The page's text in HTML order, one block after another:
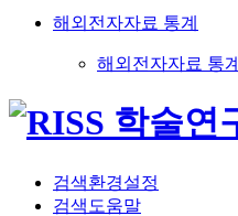
해외전자자료 통계
해외전자자료 통계
검색환경설정
검색도움말